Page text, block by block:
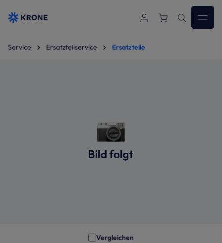
Zum Hauptinhalt springen
Service Ersatzteilservice Ersatzteile
Vergleichen